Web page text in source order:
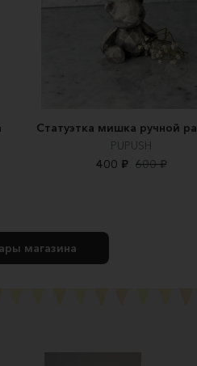
Статуэтка мишка ручной
PUPUSH
400 ₽ 600 ₽
магазина